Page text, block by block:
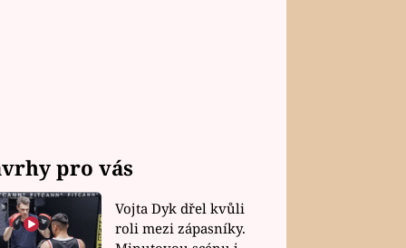
pro vás
Vojta Dyk dřel kvůli
roli mezi zápasníky.